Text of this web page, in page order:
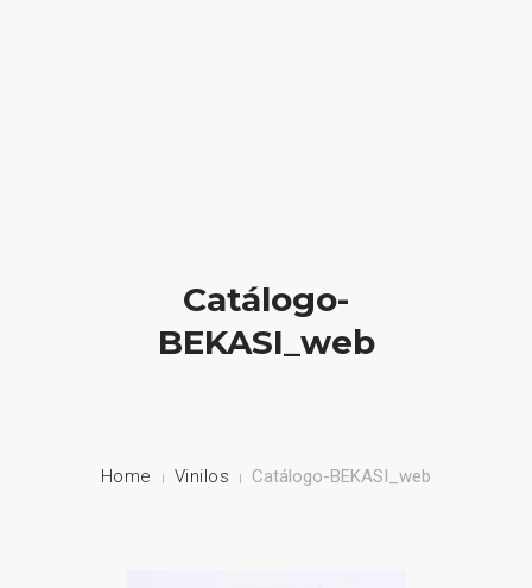
NUESTROS PRODUCTOSCatálogo-
BEKASI_web
Home Vinilos Catálogo-BEKASI_web